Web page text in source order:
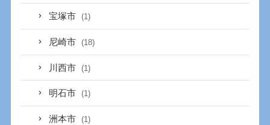
宝塚市 (1)
尼崎市 (18)
川西市 (1)
明石市 (1)
洲本市 (1)